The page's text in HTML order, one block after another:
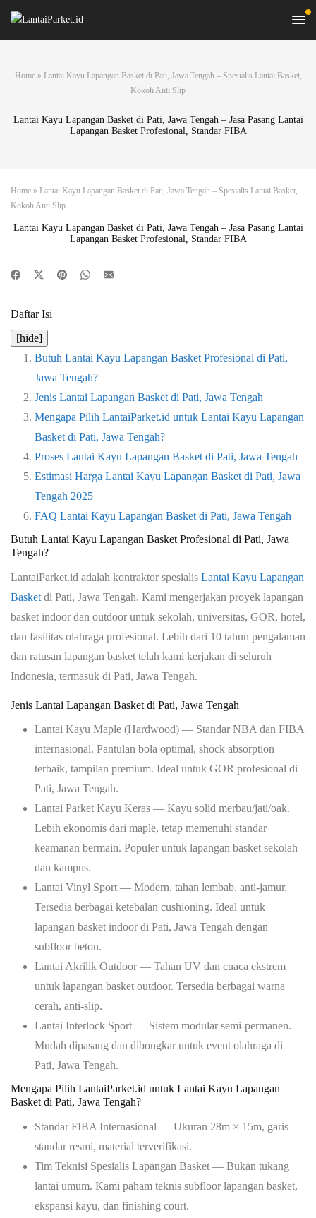
Home» Lantai Kayu Lapangan Basket di Pati, Jawa Tengah – Spesialis Lantai Basket,
Kokoh Anti Slip
Lantai Kayu Lapangan Basket di Pati, Jawa Tengah – Jasa Pasang Lantai
Lapangan Basket Profesional, Standar FIBA
Home » Lantai Kayu Lapangan Basket di Pati, Jawa Tengah – Spesialis Lantai Basket,
Kokoh Anti Slip
Lantai Kayu Lapangan Basket di Pati, Jawa Tengah – Jasa Pasang Lantai
Lapangan Basket Profesional, Standar FIBA
Daftar Isi
[hide]
Butuh Lantai Kayu Lapangan Basket Profesional di Pati,
Jawa Tengah?
Jenis Lantai Lapangan Basket di Pati, Jawa Tengah
Mengapa Pilih LantaiParket.id untuk Lantai Kayu Lapangan
Basket di Pati, Jawa Tengah?
Proses Lantai Kayu Lapangan Basket di Pati, Jawa Tengah
Estimasi Harga Lantai Kayu Lapangan Basket di Pati, Jawa
Tengah 2025
FAQ Lantai Kayu Lapangan Basket di Pati, Jawa Tengah
Butuh Lantai Kayu Lapangan Basket Profesional di Pati, Jawa
Tengah?
LantaiParket.id adalah kontraktor spesialis Lantai Kayu Lapangan
Basket di Pati, Jawa Tengah. Kami mengerjakan proyek lapangan
basket indoor dan outdoor untuk sekolah, universitas, GOR, hotel,
dan fasilitas olahraga profesional. Lebih dari 10 tahun pengalaman
dan ratusan lapangan basket telah kami kerjakan di seluruh
Indonesia, termasuk di Pati, Jawa Tengah.
Jenis Lantai Lapangan Basket di Pati, Jawa Tengah
Lantai Kayu Maple (Hardwood) — Standar NBA dan FIBA
internasional. Pantulan bola optimal, shock absorption
terbaik, tampilan premium. Ideal untuk GOR profesional di
Pati, Jawa Tengah.
Lantai Parket Kayu Keras — Kayu solid merbau/jati/oak.
Lebih ekonomis dari maple, tetap memenuhi standar
keamanan bermain. Populer untuk lapangan basket sekolah
dan kampus.
Lantai Vinyl Sport — Modern, tahan lembab, anti-jamur.
Tersedia berbagai ketebalan cushioning. Ideal untuk
lapangan basket indoor di Pati, Jawa Tengah dengan
subfloor beton.
Lantai Akrilik Outdoor— Tahan UV dan cuaca ekstrem
untuk lapangan basket outdoor. Tersedia berbagai warna
cerah, anti-slip.
Lantai Interlock Sport — Sistem modular semi-permanen.
Mudah dipasang dan dibongkar untuk event olahraga di
Pati, Jawa Tengah.
Mengapa Pilih LantaiParket.id untuk Lantai Kayu Lapangan
Basket di Pati, Jawa Tengah?
Standar FIBA Internasional — Ukuran 28m × 15m, garis
standar resmi, material terverifikasi.
Tim Teknisi Spesialis Lapangan Basket — Bukan tukang
lantai umum. Kami paham teknis subfloor lapangan basket,
ekspansi kayu, dan finishing court.